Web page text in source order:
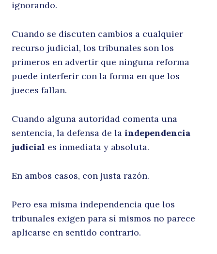
ignorando.
Cuando se discuten cambios a cualquier
recurso judicial, los tribunales son los
primeros en advertir que ninguna reforma
puede interferir con la forma en que los
jueces fallan.
Cuando alguna autoridad comenta una
sentencia, la defensa de la independencia
judicial es inmediata y absoluta.
En ambos casos, con justa razón.
Pero esa misma independencia que los
tribunales exigen para sí mismos no parece
aplicarse en sentido contrario.